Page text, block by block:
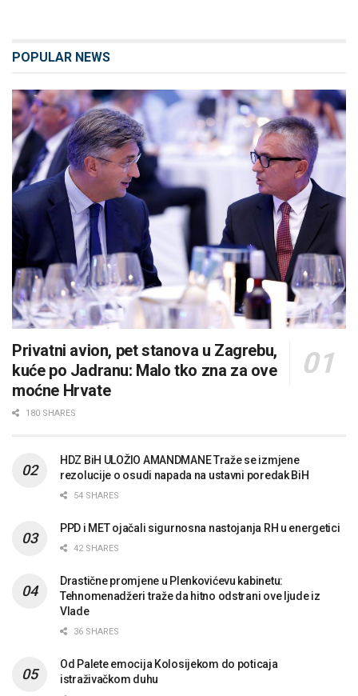
POPULAR NEWS
Privatni avion, pet stanova u Zagrebu,
kuće po Jadranu: Malo tko zna za ove
moćne Hrvate
180 SHARES
HDZ BiH ULOŽIO AMANDMANE Traže se izmjene
rezolucije o osudi napada na ustavni poredak BiH
54 SHARES
PPD i MET ojačali sigurnosna nastojanja RH u energetici
42 SHARES
Drastične promjene u Plenkovićevu kabinetu:
Tehnomenadžeri traže da hitno odstrani ove ljude iz
Vlade
36 SHARES
Od Palete emocija Kolosijekom do poticaja
istraživačkom duhu